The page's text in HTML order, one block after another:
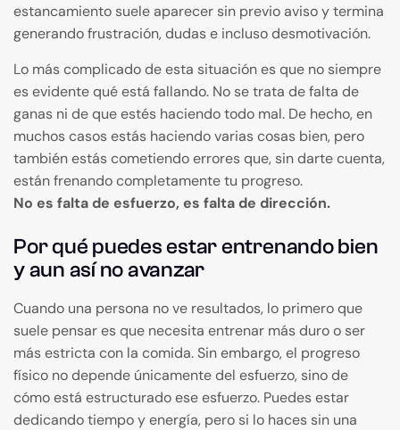
estancamiento suele aparecer sin previo aviso y termina
generando frustración, dudas e incluso desmotivación.
Lo más complicado de esta situación es que no siempre
es evidente qué está fallando. No se trata de falta de
ganas ni de que estés haciendo todo mal. De hecho, en
muchos casos estás haciendo varias cosas bien, pero
también estás cometiendo errores que, sin darte cuenta,
están frenando completamente tu progreso.
No es falta de esfuerzo, es falta de dirección.
Por qué puedes estar entrenando bien
y aun así no avanzar
Cuando una persona no ve resultados, lo primero que
suele pensar es que necesita entrenar más duro o ser
más estricta con la comida. Sin embargo, el progreso
físico no depende únicamente del esfuerzo, sino de
cómo está estructurado ese esfuerzo. Puedes estar
dedicando tiempo y energía, pero si lo haces sin una